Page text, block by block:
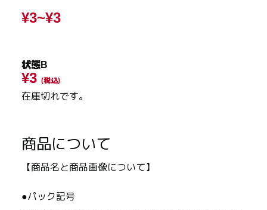
¥3~¥3
状態B
¥3 (税込)
在庫切れです。
商品について
【商品名と商品画像について】
●パック記号